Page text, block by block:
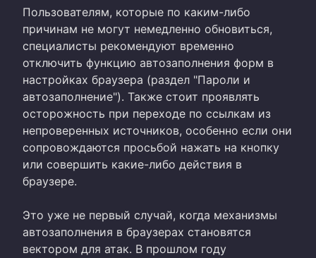
Пользователям, которые по каким-либо
причинам не могут немедленно обновиться,
специалисты рекомендуют временно
отключить функцию автозаполнения форм в
настройках браузера (раздел "Пароли и
автозаполнение"). Также стоит проявлять
осторожность при переходе по ссылкам из
непроверенных источников, особенно если они
сопровождаются просьбой нажать на кнопку
или совершить какие-либо действия в
браузере.
Это уже не первый случай, когда механизмы
автозаполнения в браузерах становятся
вектором для атак. В прошлом году